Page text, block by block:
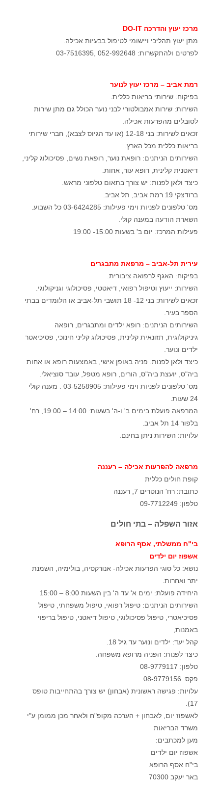
מרכז יעוץ והדרכה DO-IT
מתן יעוץ תהליכי ויישומי לטיפול בבעיות אכילה.
לפרטים ולהתקשרות: 052-992648 ,03-7516395
רמת אביב – מרכז יעוץ לנוער
בפיקוח: שירותי בריאות כללית.
השירות: שירות אמבולטורי לבני נוער הכולל גם מתן שירות
לסובלים מהפרעות אכילה.
זכאים לשירות: בני 12-18 (או עד הגיוס לצבא), חברי שירותי
בריאות כללית מכל הארץ.
השירותים הניתנים: רופאת נוער, רופאת נשים, פסיכולוג קליני,
דיאטנית קלינית, רופא עור, אחות.
כיצד ולאן לפנות: יש צורך בתאום טלפוני מראש.
ברודצקי 19 רמת אביב, תל אביב.
מס' טלפונים לפניות וימי פעילות: 03-6424285 כל השבוע.
השארת הודעה במענה קולי.
פעילות המרכז: יום ב' בשעות 15:00- 19:00
עירית תל-אביב – מרפאת מתבגרים
בפיקוח: האגף לרפואה ציבורית.
השירות: ייעוץ וטיפול רפואי, דיאטטי, פסיכולוגי וגניקולוגי.
זכאים לשירות: בני 12- 18 תושבי תל-אביב או הלומדים בבתי
הספר בעיר.
השירותים הניתנים: רופא ילדים ומתבגרים, רופאה
גיניקולוגית, תזונאית קלינית, פסיכולוג קליני חינוכי, פסיכיאטר
ילדים ונוער.
כיצד ולאן לפנות: פניה באופן אישי, באמצעות רופא או אחות
ביה"ס, יועצת ביה"ס, הורים, רופא מטפל, עובד סוציאלי.
מס' טלפונים לפניות וימי פעילות: 03-5258905 . מענה קולי
24 שעות.
המרפאה פועלת בימים ב' ו-ה' בשעות: 14:00 – 19:00, רח'
בלפור 14 תל אביב.
עלויות: השירות ניתן בחינם.
מרפאה להפרעות אכילה – רעננה
קופת חולים כללית
כתובת: רח' הנוטרים 7, רעננה
טלפון: 09-7712249
אזור השפלה – בתי חולים
בי"ח ממשלתי, אסף הרופא
אשפוז יום ילדים
נושא: כל סוגי הפרעות אכילה- אנורקסיה, בולימיה, השמנת
יתר ואחרות.
היחידה פועלת: ימים א' עד ה' בין השעות 8:00 – 15:00
השירותים הניתנים: טיפול רפואי, טיפול משפחתי, טיפול
פסיכיאטרי, טיפול פסיכולוגי, טיפול דיאטני, טיפול בריפוי
באמנות,
קהל יעד: ילדים ונוער עד גיל 18.
כיצד לפנות: הפניה מרופא משפחה.
טלפון: 08-9779117
פקס: 08-9779156
עלויות: פגישה ראשונית (אבחון) יש צורך בהתחייבות טופס
17).
לאשפוז יום, לאבחון + הערכה מקופ"ח ולאחר מכן ממומן ע"י
משרד הבריאות
מען למכתבים:
אשפוז יום ילדים
בי"ח אסף הרופא
באר יעקב 70300